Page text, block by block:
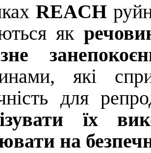
REACH
як
які
для
їх
на